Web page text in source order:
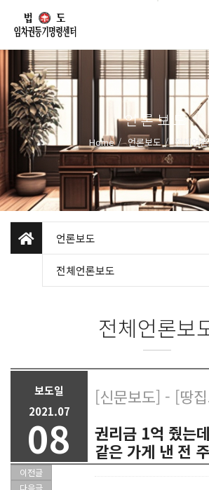
언론보도
Home 언론보도 전체언
언론보도
전체언론보도
전체언론보
보도일
2021.07
08
[신문보도] - [땅
권리금 1억 줬는
같은 가게 낸 전
이전글
다음글